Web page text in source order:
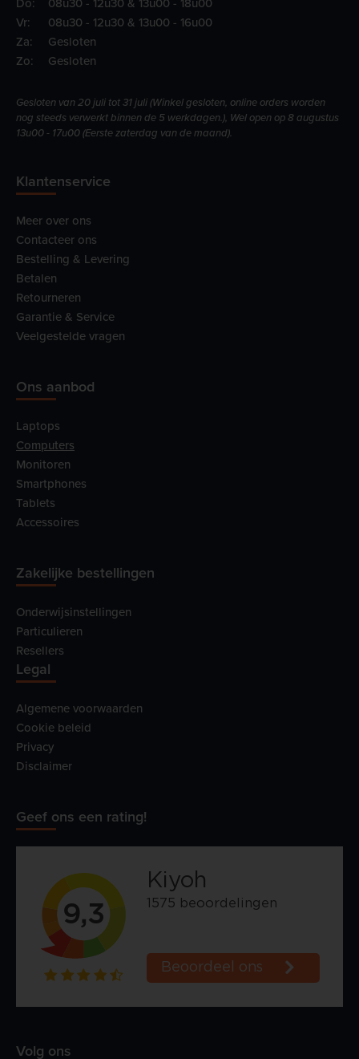
Vr:
08u30 - 12u30 & 13u00 - 16u00
Za:
Gesloten
Zo:
Gesloten
Gesloten van 20 juli tot 31 juli (Winkel gesloten, online orders worden
nog steeds verwerkt binnen de 5 werkdagen.), Wel open op 8 augustus
13u00 - 17u00 (Eerste zaterdag van de maand).
Klantenservice
Meer over ons
Contacteer ons
Bestelling & Levering
Betalen
Retourneren
Garantie & Service
Veelgestelde vragen
Ons aanbod
Laptops
Computers
Monitoren
Smartphones
Tablets
Accessoires
Zakelijke bestellingen
Onderwijsinstellingen
Particulieren
Resellers
Legal
Algemene voorwaarden
Cookie beleid
Privacy
Disclaimer
Geef ons een rating!
Volg ons